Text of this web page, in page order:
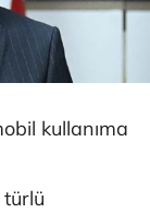
kullanıma